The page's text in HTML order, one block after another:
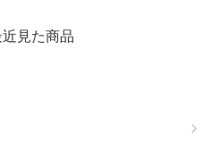
ック搭ルフェア対象】
見た商品